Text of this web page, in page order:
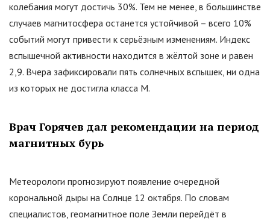
колебания могут достичь 30%. Тем не менее, в большинстве
случаев магнитосфера останется устойчивой – всего 10%
событий могут привести к серьёзным изменениям. Индекс
вспышечной активности находится в жёлтой зоне и равен
2,9. Вчера зафиксировали пять солнечных вспышек, ни одна
из которых не достигла класса M.
Врач Горячев дал рекомендации на период
магнитных бурь
Метеорологи прогнозируют появление очередной
корональной дыры на Солнце 12 октября. По словам
специалистов, геомагнитное поле Земли перейдёт в